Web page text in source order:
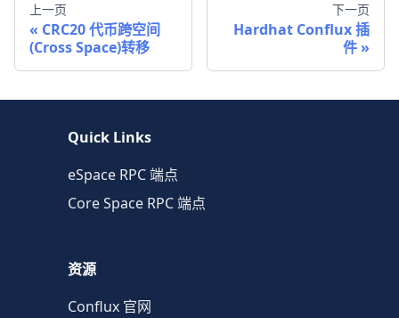
上一页
CRC20 代币跨空间
(Cross Space)转移
下一页
Hardhat Conflux 插
件
Quick Links
eSpace RPC 端点
Core Space RPC 端点
资源
Conflux 官网